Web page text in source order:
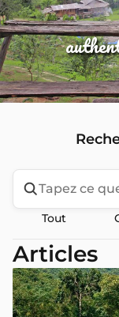
Tout
Articles